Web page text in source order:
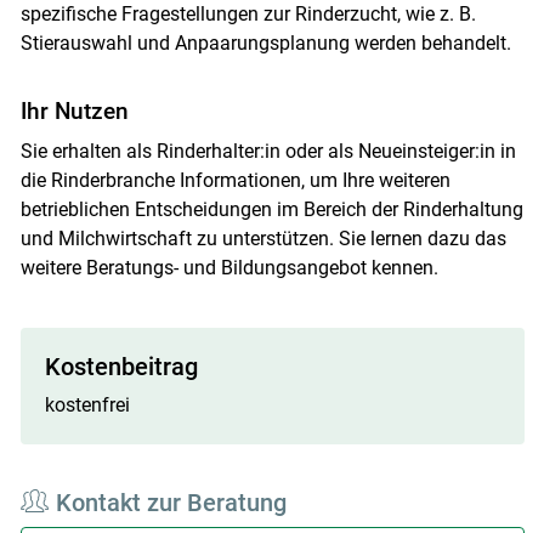
Skip to main content
spezifische Fragestellungen zur Rinderzucht, wie z. B.
Stierauswahl und Anpaarungsplanung werden behandelt.
Ihr Nutzen
Sie erhalten als Rinderhalter:in oder als Neueinsteiger:in in
die Rinderbranche Informationen, um Ihre weiteren
betrieblichen Entscheidungen im Bereich der Rinderhaltung
und Milchwirtschaft zu unterstützen. Sie lernen dazu das
weitere Beratungs- und Bildungsangebot kennen.
Kostenbeitrag
kostenfrei
Kontakt zur Beratung